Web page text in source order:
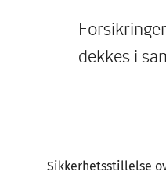
dekkes i
Sikkerhetsstillelse